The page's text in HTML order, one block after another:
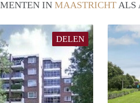
IN MAASTRICHT ALS
DELEN